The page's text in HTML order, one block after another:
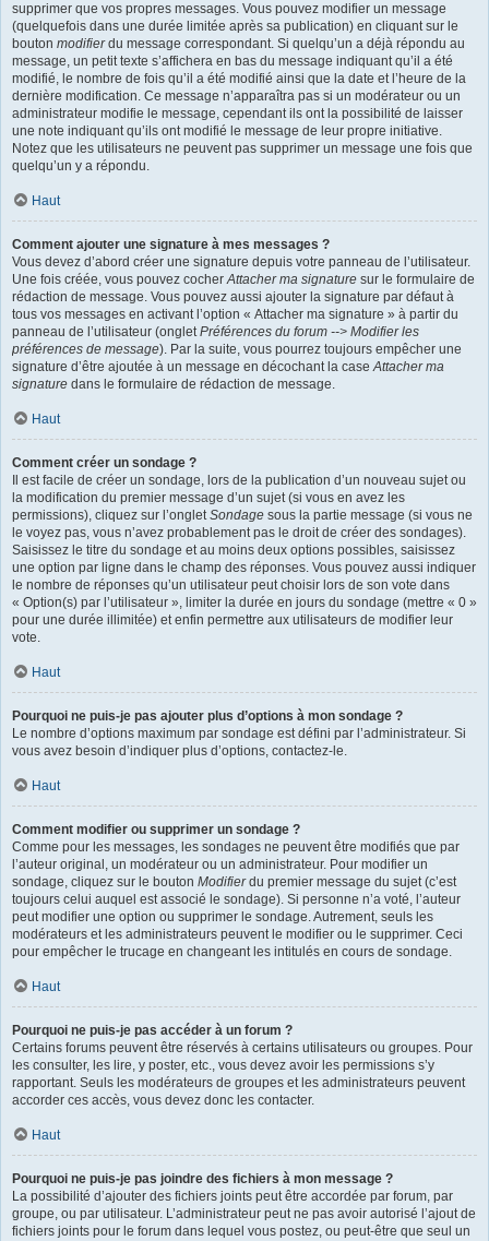
supprimer que vos propres messages. Vous pouvez modifier un message
(quelquefois dans une durée limitée après sa publication) en cliquant sur le
bouton modifierdu message correspondant. Si quelqu’un a déjà répondu au
message, un petit texte s’affichera en bas du message indiquant qu’il a été
modifié, le nombre de fois qu’il a été modifié ainsi que la date et l’heure de la
dernière modification. Ce message n’apparaîtra pas si un modérateur ou un
administrateur modifie le message, cependant ils ont la possibilité de laisser
une note indiquant qu’ils ont modifié le message de leur propre initiative.
Notez que les utilisateurs ne peuvent pas supprimer un message une fois que
quelqu’un y a répondu.
Haut
Comment ajouter une signature à mes messages ?
Vous devez d’abord créer une signature depuis votre panneau de l’utilisateur.
Une fois créée, vous pouvez cocherAttacher ma signature sur le formulaire de
rédaction de message. Vous pouvez aussi ajouter la signature par défaut à
tous vos messages en activant l’option « Attacher ma signature » à partir du
panneau de l’utilisateur (ongletPréférences du forum --> Modifier les
préférences de message). Par la suite, vous pourrez toujours empêcher une
signature d’être ajoutée à un message en décochant la caseAttacher ma
signature dans le formulaire de rédaction de message.
Haut
Comment créer un sondage ?
Il est facile de créer un sondage, lors de la publication d’un nouveau sujet ou
la modification du premier message d’un sujet (si vous en avez les
permissions), cliquez sur l’ongletSondage sous la partie message (si vous ne
le voyez pas, vous n’avez probablement pas le droit de créer des sondages).
Saisissez le titre du sondage et au moins deux options possibles, saisissez
une option par ligne dans le champ des réponses. Vous pouvez aussi indiquer
le nombre de réponses qu’un utilisateur peut choisir lors de son vote dans
« Option(s) par l’utilisateur », limiter la durée en jours du sondage (mettre « 0 »
pour une durée illimitée) et enfin permettre aux utilisateurs de modifier leur
vote.
Haut
Pourquoi ne puis-je pas ajouter plus d’options à mon sondage ?
Le nombre d’options maximum par sondage est défini par l’administrateur. Si
vous avez besoin d’indiquer plus d’options, contactez-le.
Haut
Comment modifier ou supprimer un sondage ?
Comme pour les messages, les sondages ne peuvent être modifiés que par
l’auteur original, un modérateur ou un administrateur. Pour modifier un
sondage, cliquez sur le bouton Modifierdu premier message du sujet (c’est
toujours celui auquel est associé le sondage). Si personne n’a voté, l’auteur
peut modifier une option ou supprimer le sondage. Autrement, seuls les
modérateurs et les administrateurs peuvent le modifier ou le supprimer. Ceci
pour empêcher le trucage en changeant les intitulés en cours de sondage.
Haut
Pourquoi ne puis-je pas accéder à un forum ?
Certains forums peuvent être réservés à certains utilisateurs ou groupes. Pour
les consulter, les lire, y poster, etc., vous devez avoir les permissions s’y
rapportant. Seuls les modérateurs de groupes et les administrateurs peuvent
accorder ces accès, vous devez donc les contacter.
Haut
Pourquoi ne puis-je pas joindre des fichiers à mon message ?
La possibilité d’ajouter des fichiers joints peut être accordée par forum, par
groupe, ou par utilisateur. L’administrateur peut ne pas avoir autorisé l’ajout de
fichiers joints pour le forum dans lequel vous postez, ou peut-être que seul un